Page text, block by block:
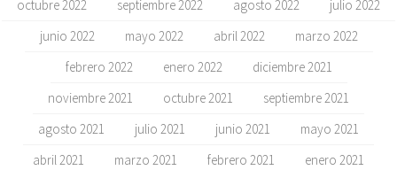
octubre 2022
septiembre 2022 agosto 2022
julio 2022
junio 2022
mayo 2022 abril 2022
marzo 2022
febrero 2022
enero 2022
diciembre 2021
noviembre 2021
octubre 2021
septiembre 2021
agosto 2021
julio 2021 junio 2021
mayo 2021
abril 2021
marzo 2021 febrero 2021
enero 2021